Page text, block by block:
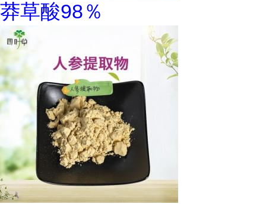
莽草酸98％